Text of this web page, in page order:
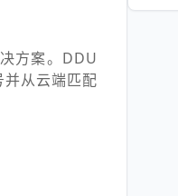
方案。DDU
并从云端匹配